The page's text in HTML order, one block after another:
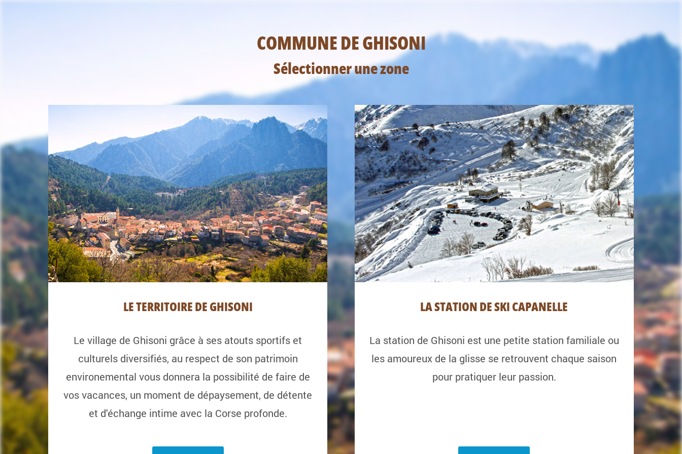
COMMUNE DE GHISONI
Sélectionner une zone
LE TERRITOIRE DE GHISONI
Le village de Ghisoni grâce à ses atouts sportifs et
culturels diversifiés, au respect de son patrimoin
environemental vous donnera la possibilité de faire de
vos vacances, un moment de dépaysement, de détente
et d'échange intime avec la Corse profonde.
LA STATION DE SKI CAPANELLE
La station de Ghisoni est une petite station familiale ou
les amoureux de la glisse se retrouvent chaque saison
pour pratiquer leur passion.